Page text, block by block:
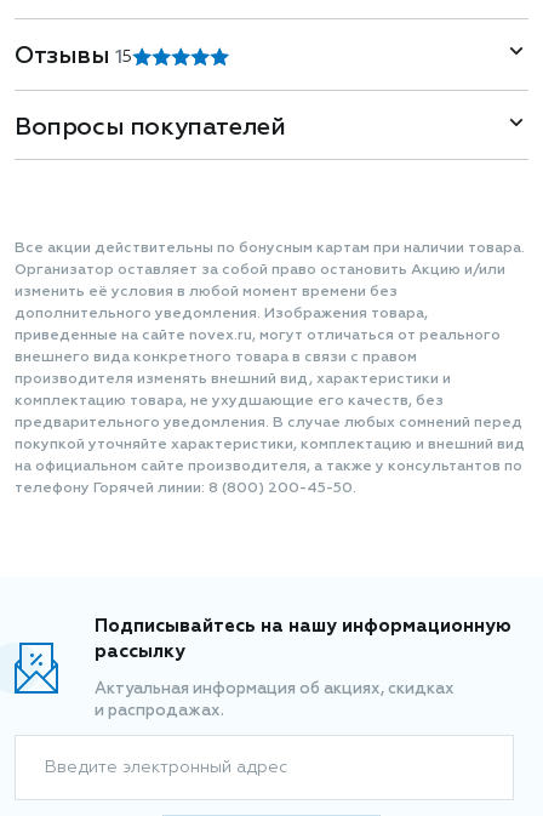
Отзывы1 5
Вопросы покупателей
Все акции действительны по бонусным картам при наличии товара.
Организатор оставляет за собой право остановить Акцию и/или
изменить её условия в любой момент времени без
дополнительного уведомления. Изображения товара,
приведенные на сайте novex.ru, могут отличаться от реального
внешнего вида конкретного товара в связи с правом
производителя изменять внешний вид, характеристики и
комплектацию товара, не ухудшающие его качеств, без
предварительного уведомления. В случае любых сомнений перед
покупкой уточняйте характеристики, комплектацию и внешний вид
на официальном сайте производителя, а также у консультантов по
телефону Горячей линии: 8 (800) 200-45-50.
Подписывайтесь на нашу информационную
рассылку
Актуальная информация об акциях, скидках
и распродажах.
Введите электронный адрес